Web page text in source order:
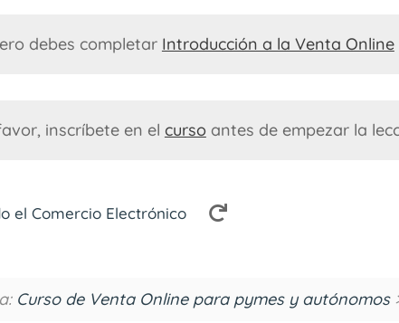
debes completar Introducción a la Venta Online
inscríbete en el cursoantes de empezar la
el Comercio Electrónico
Curso de Venta Online para pymes y autónomos